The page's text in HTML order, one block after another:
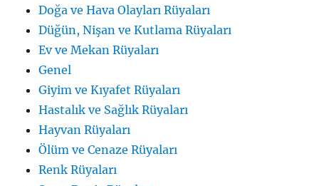
Doğa ve Hava Olayları Rüyaları
Düğün, Nişan ve Kutlama Rüyaları
Ev ve Mekan Rüyaları
Genel
Giyim ve Kıyafet Rüyaları
Hastalık ve Sağlık Rüyaları
Hayvan Rüyaları
Ölüm ve Cenaze Rüyaları
Renk Rüyaları